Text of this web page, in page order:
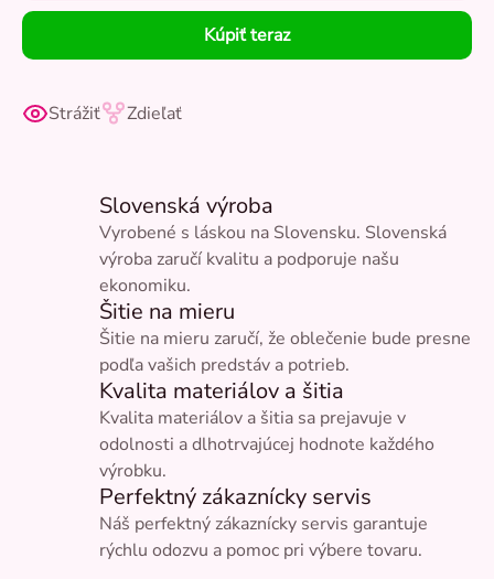
Kúpiť teraz
Strážiť Zdieľať
Slovenská výroba
Vyrobené s láskou na Slovensku. Slovenská
výroba zaručí kvalitu a podporuje našu
ekonomiku.
Šitie na mieru
Šitie na mieru zaručí, že oblečenie bude presne
podľa vašich predstáv a potrieb.
Kvalita materiálov a šitia
Kvalita materiálov a šitia sa prejavuje v
odolnosti a dlhotrvajúcej hodnote každého
výrobku.
Perfektný zákaznícky servis
Náš perfektný zákaznícky servis garantuje
rýchlu odozvu a pomoc pri výbere tovaru.